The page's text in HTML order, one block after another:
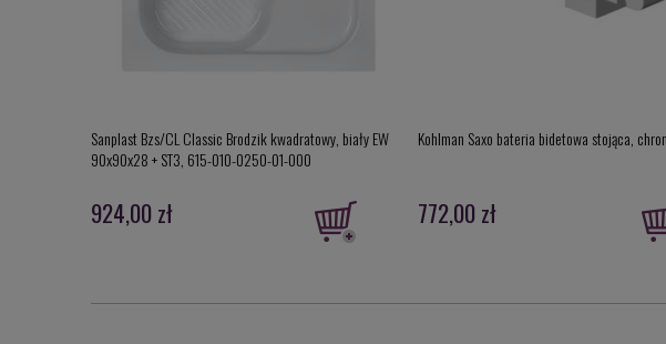
Sanplast Bzs/CL Classic Brodzik kwadratowy, biały EW
90x90x28 + ST3, 615-010-0250-01-000
924,00 zł
Kohlman Saxo bateria bidetowa stojąca,
772,00 zł